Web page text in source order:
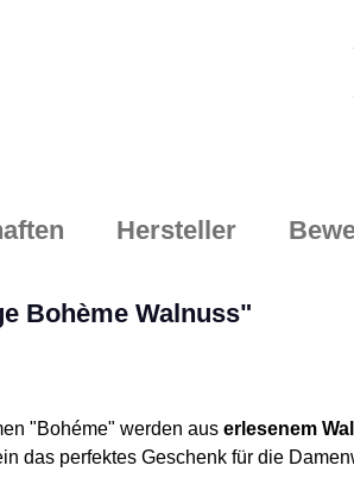
Hersteller
Bohème Walnuss"
"Bohéme" werden aus erlesenem
das perfektes Geschenk für die